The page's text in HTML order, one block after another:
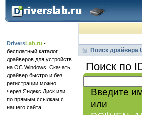
DriversLab.ru -
бесплатный каталог
драйверов для устройств
на ОС Windows. Скачать
драйвер быстро и без
регистрации можно
через Яндекс.Диск или
по прямым ссылкам с
нашего сайта.
Поиск драйвера
Поиск по
Введите